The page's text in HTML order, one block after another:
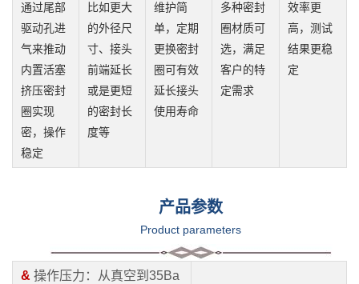
通过尾部
驱动孔进
气来推动
内置活塞
挤压密封
圈实现
密，操作
稳定
比如更大
的外径尺
寸、接头
前端延长
或是更短
的密封长
度等
维护简
单，定期
更换密封
圈可有效
延长接头
使用寿命
多种密封
圈材质可
选，满足
客户的特
定需求
效率更
高，测试
结果更稳
定
产品参数
Product parameters
& 操作压力：从真空到35Ba